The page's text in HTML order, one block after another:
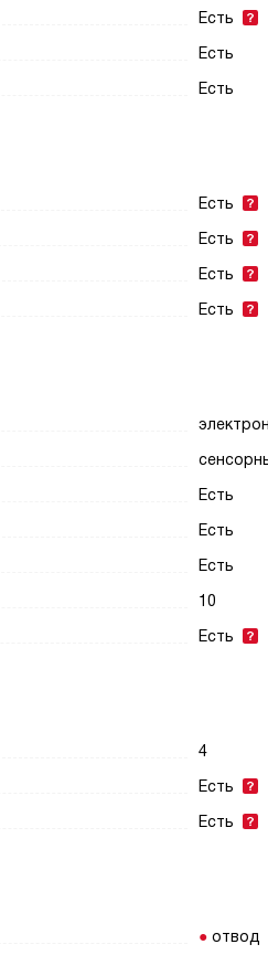
Есть
Есть
Есть
Есть
Есть
Есть
Есть
Есть
Есть
Есть
10
Есть
4
Есть
Есть
отвод